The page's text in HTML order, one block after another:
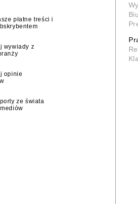
płatne treści i
wywiady z
opinie
ze świata